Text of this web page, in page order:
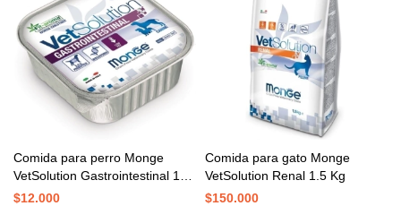
Comida para perro Monge
VetSolution Gastrointestinal 150
Gr
$12.000
Comida para gato Monge
VetSolution Renal 1.5 Kg
$150.000